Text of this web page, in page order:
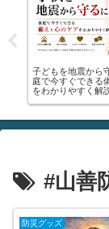
子どもを地震から
庭で今すぐできる
をわかりやすく解
#山善
防災グッズ